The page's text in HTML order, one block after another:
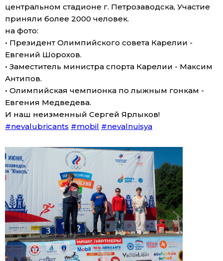
центральном стадионе г. Петрозаводска, Участие
приняли более 2000 человек.
на фото:
• Президент Олимпийского совета Карелии -
Евгений Шорохов.
• Заместитель министра спорта Карелии - Максим
Антипов.
• Олимпийская чемпионка по лыжным гонкам -
Евгения Медведева.
И наш неизменный Сергей Ярлыков!
#nevalubricants #mobil #nevalnuisya